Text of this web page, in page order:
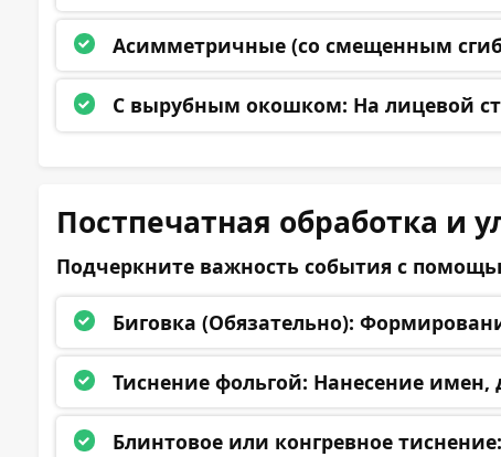
Асимметричные (со смещенным
С вырубным окошком: На лицевой
Постпечатная обработка и
Подчеркните важность события с
Биговка (Обязательно):
Тиснение фольгой: Нанесение имен,
Блинтовое или конгревное тиснение:
Даю
Отправить